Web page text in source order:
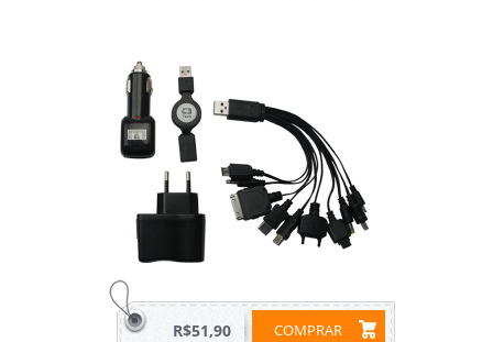
COMPRAR
R$51,90